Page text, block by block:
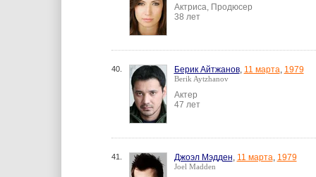
Актриса, Продюсер
38 лет
40. Берик Айтжанов, 11 марта, 1979
Berik Aytzhanov
Актер
47 лет
41. Джоэл Мэдден, 11 марта, 1979
Joel Madden